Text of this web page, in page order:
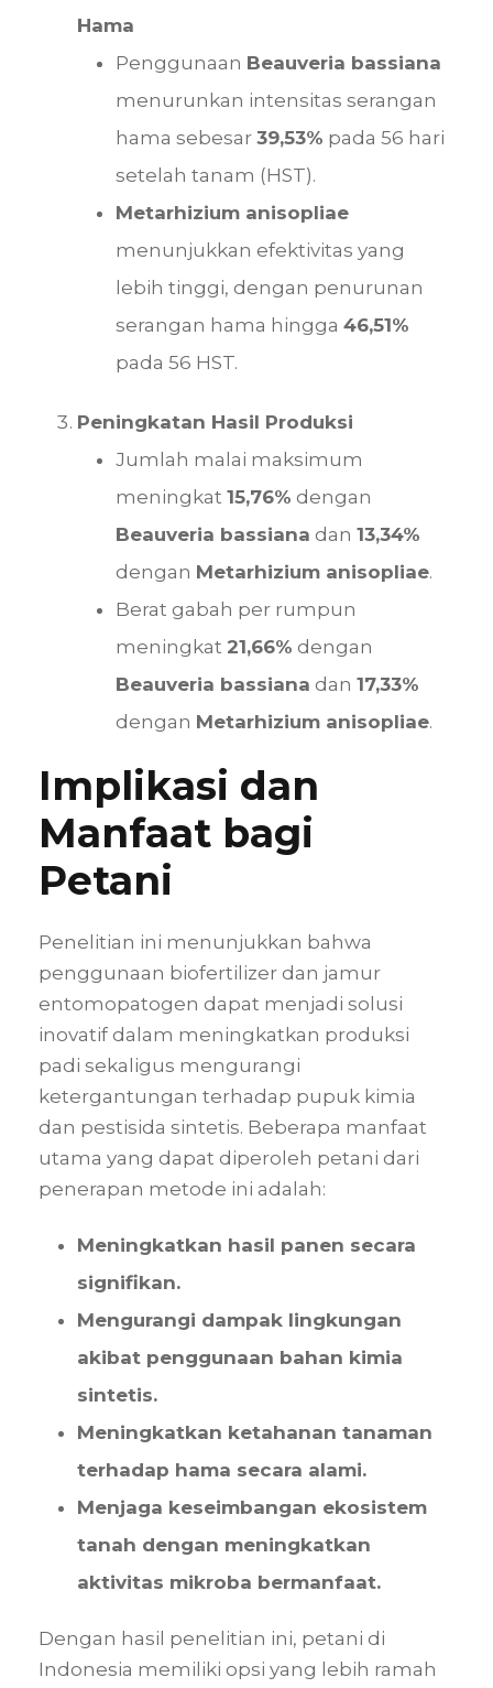
Hama
Penggunaan Beauveria bassiana
menurunkan intensitas serangan
hama sebesar 39,53% pada 56 hari
setelah tanam (HST).
Metarhizium anisopliae
menunjukkan efektivitas yang
lebih tinggi, dengan penurunan
serangan hama hingga 46,51%
pada 56 HST.
Peningkatan Hasil Produksi
Jumlah malai maksimum
meningkat 15,76% dengan
Beauveria bassiana dan 13,34%
dengan Metarhizium anisopliae.
Berat gabah per rumpun
meningkat 21,66% dengan
Beauveria bassiana dan 17,33%
dengan Metarhizium anisopliae.
Implikasi dan
Manfaat bagi
Petani
Penelitian ini menunjukkan bahwa
penggunaan biofertilizer dan jamur
entomopatogen dapat menjadi solusi
inovatif dalam meningkatkan produksi
padi sekaligus mengurangi
ketergantungan terhadap pupuk kimia
dan pestisida sintetis. Beberapa manfaat
utama yang dapat diperoleh petani dari
penerapan metode ini adalah:
Meningkatkan hasil panen secara
signifikan.
Mengurangi dampak lingkungan
akibat penggunaan bahan kimia
sintetis.
Meningkatkan ketahanan tanaman
terhadap hama secara alami.
Menjaga keseimbangan ekosistem
tanah dengan meningkatkan
aktivitas mikroba bermanfaat.
Dengan hasil penelitian ini, petani di
Indonesia memiliki opsi yang lebih ramah